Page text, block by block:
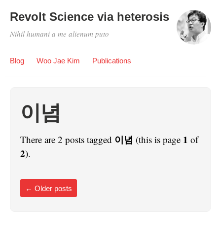
Revolt Science via heterosis
Nihil humani a me alienum puto
Blog Woo Jae Kim Publications
이념
There are 2 posts tagged 이념 (this is page 1 of
2).
← Older posts